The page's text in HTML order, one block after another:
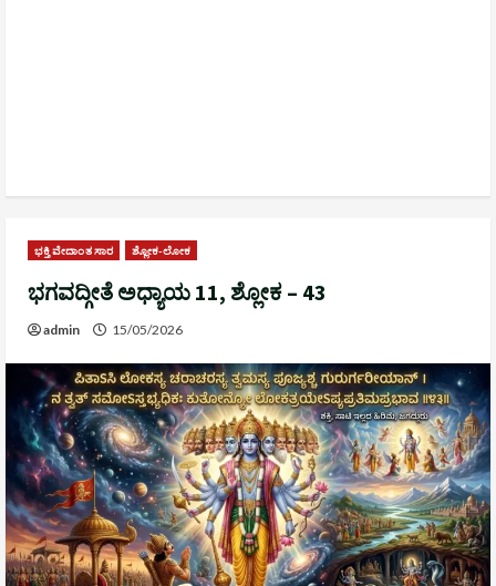
ಭಕ್ತಿ ವೇದಾಂತ ಸಾರ ಶ್ಲೋಕ-ಲೋಕ
ಭಗವದ್ಗೀತೆ ಅಧ್ಯಾಯ 11, ಶ್ಲೋಕ – 43
admin 15/05/2026